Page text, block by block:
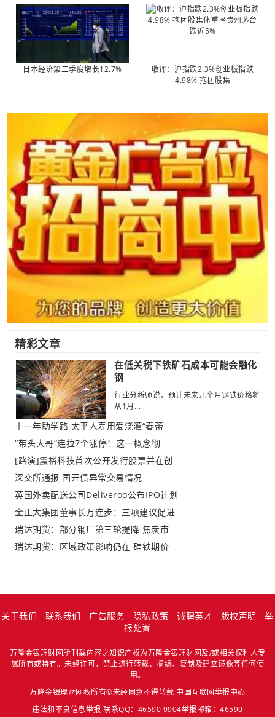
日本经济第二季度增长12.7%
收评：沪指跌2.3%创业板指跌
4.98% 抱团股集
精彩文章
在低关税下铁矿石成本可能会融化
钢
行业分析师说，预计未来几个月钢铁价格将
从1月...
十一年助学路 太平人寿用爱浇灌“春蕾
“带头大哥”连拉7个涨停！这一概念彻
[路演]震裕科技首次公开发行股票并在创
深交所通报 国开债异常交易情况
英国外卖配送公司Deliveroo公布IPO计划
金正大集团董事长万连步：三项建议促进
瑞达期货：部分钢厂第三轮提降 焦炭市
瑞达期货：区域政策影响仍在 硅铁期价
关于我们 联系我们 广告服务 隐私政策 诚聘英才 版权声明
举
报处置
万隆金银理财网所刊载内容之知识产权为万隆金银理财网及/或相关权利人专
属所有或持有。未经许可，禁止进行转载、摘编、复制及建立镜像等任何使
用。
万隆金银理财网权所有©未经同意不得转载 中国互联网举报中心
违法和不良信息举报 联系QQ：46590 9904举报邮箱：46590